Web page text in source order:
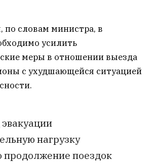
по словам министра, в
усилить
меры в отношении выезда
с ухудшающейся ситуацией
нагрузку
продолжение поездок